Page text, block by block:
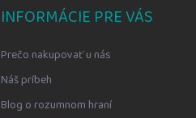
INFORMÁCIE PRE VÁS
Prečo nakupovať u nás
Náš príbeh
Blog o rozumnom hraní